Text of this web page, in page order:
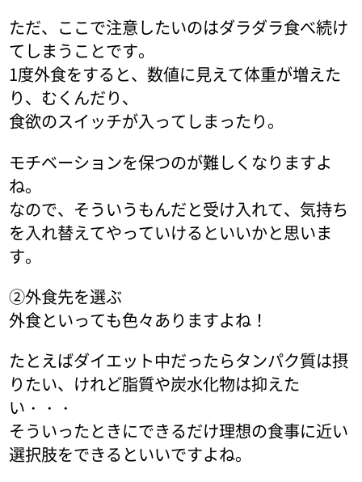
ただ、ここで注意したいのはダラダラ食べ続け
てしまうことです。
1度外食をすると、数値に見えて体重が増えた
り、むくんだり、
食欲のスイッチが入ってしまったり。
モチベーションを保つのが難しくなりますよ
ね。
なので、そういうもんだと受け入れて、気持ち
を入れ替えてやっていけるといいかと思いま
す。
②外食先を選ぶ
外食といっても色々ありますよね！
たとえばダイエット中だったらタンパク質は摂
りたい、けれど脂質や炭水化物は抑えた
い・・・
そういったときにできるだけ理想の食事に近い
選択肢をできるといいですよね。